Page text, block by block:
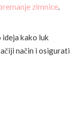
zimnice.
kako luk
način i osigurati